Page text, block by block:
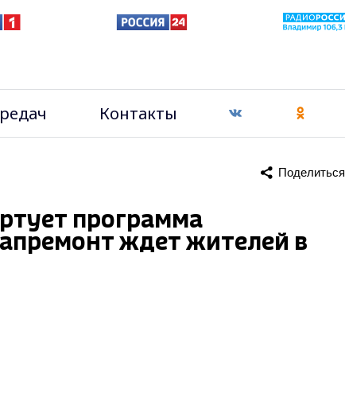
Контакты
Поделиться
программа
ждет жителей в